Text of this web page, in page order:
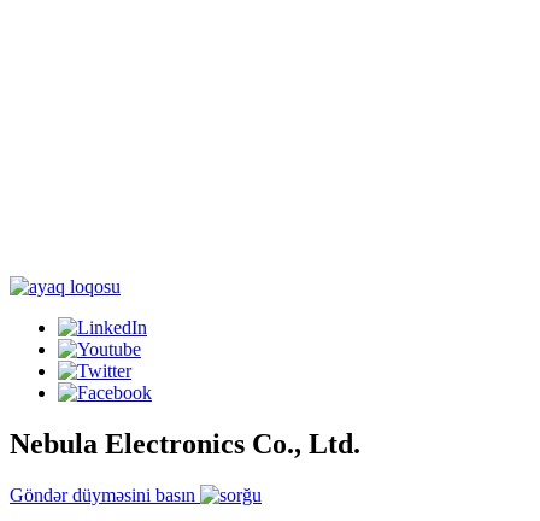
Nebula Electronics Co., Ltd.
Göndər düyməsini basın